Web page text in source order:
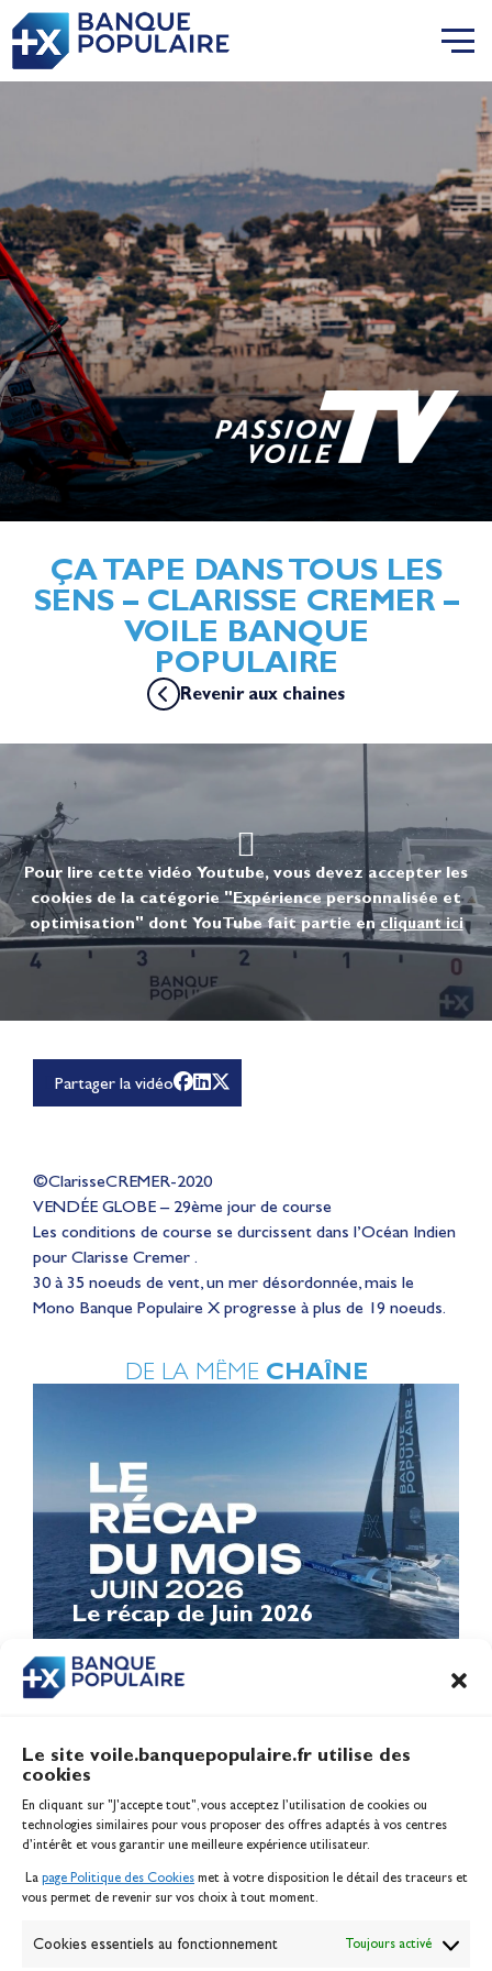
Le site voile.banquepopulaire.fr utilise des
cookies
En cliquant sur "J'accepte tout", vous acceptez l’utilisation de cookies ou
technologies similaires pour vous proposer des offres adaptés à vos centres
d’intérêt et vous garantir une meilleure expérience utilisateur.
La page Politique des Cookies met à votre disposition le détail des traceurs et
vous permet de revenir sur vos choix à tout moment.
Cookies essentiels au fonctionnement Toujours activé
ÇA TAPE DANS TOUS LES
SENS – CLARISSE CREMER –
VOILE BANQUE
POPULAIRE
Revenir aux chaines
Pour lire cette vidéo Youtube, vous devez accepter les
cookies de la catégorie "Expérience personnalisée et
optimisation" dont YouTube fait partie encliquant ici
Partager la vidéo
©ClarisseCREMER-2020
VENDÉE GLOBE – 29ème jour de course
Les conditions de course se durcissent dans l’Océan Indien
pour Clarisse Cremer .
30 à 35 noeuds de vent, un mer désordonnée, mais le
Mono Banque Populaire X progresse à plus de 19 noeuds.
DE LA MÊME CHAÎNE
Le récap de Juin 2026
Inscription serveur média
Contact
Politique des cookies
Banque de la voile